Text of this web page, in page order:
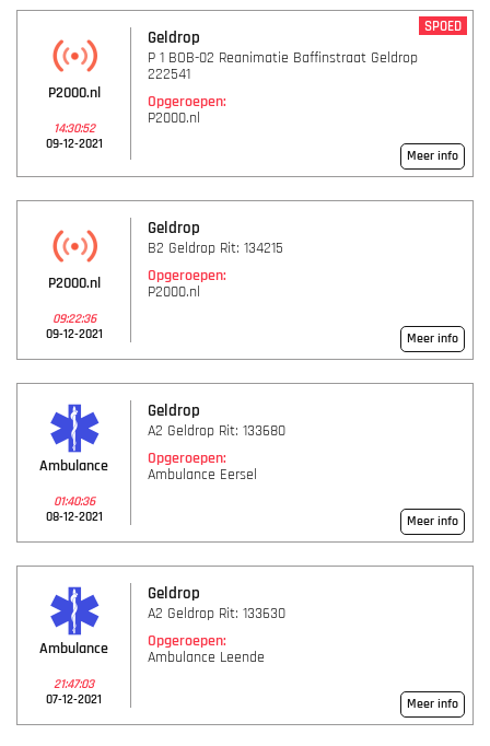
P2000.nl
14:30:52
09-12-2021
Geldrop
SPOED
P 1 BOB-02 Reanimatie Baffinstraat Geldrop
222541
Opgeroepen:
P2000.nl
Meer info
P2000.nl
09:22:36
09-12-2021
Geldrop
B2 Geldrop Rit: 134215
Opgeroepen:
P2000.nl
Meer info
Ambulance
01:40:36
08-12-2021
Geldrop
A2 Geldrop Rit: 133680
Opgeroepen:
Ambulance Eersel
Meer info
Ambulance
21:47:03
07-12-2021
Geldrop
A2 Geldrop Rit: 133630
Opgeroepen:
Ambulance Leende
Meer info